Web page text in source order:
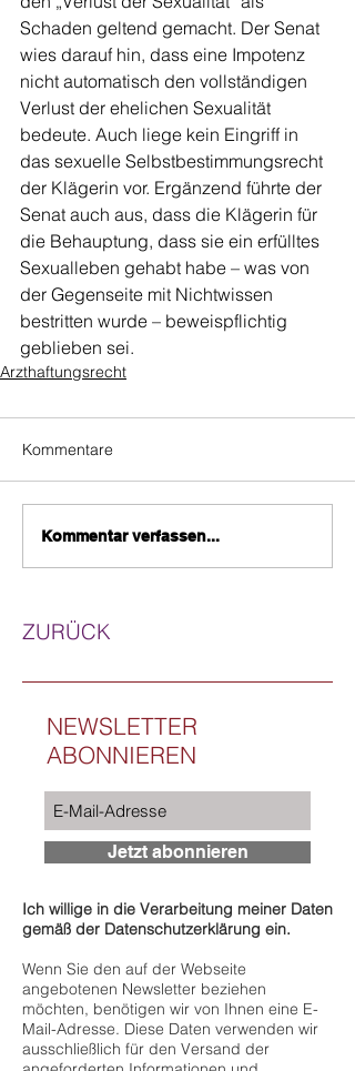
Schaden geltend gemacht. Der Senat
wies darauf hin, dass eine Impotenz
nicht automatisch den vollständigen
Verlust der ehelichen Sexualität
bedeute. Auch liege kein Eingriff in
das sexuelle Selbstbestimmungsrecht
der Klägerin vor. Ergänzend führte der
Senat auch aus, dass die Klägerin für
die Behauptung, dass sie ein erfülltes
Sexualleben gehabt habe – was von
der Gegenseite mit Nichtwissen
bestritten wurde – beweispflichtig
geblieben sei.
Arzthaftungsrecht
Kommentare
Kommentar verfassen...
ZURÜCK
NEWSLETTER
ABONNIEREN
Jetzt abonnieren
Ich willige in die Verarbeitung meiner Daten
gemäß der Datenschutzerklärung ein.
Wenn Sie den auf der Webseite
angebotenen Newsletter beziehen
möchten, benötigen wir von Ihnen eine E-
Mail-Adresse. Diese Daten verwenden wir
ausschließlich für den Versand der